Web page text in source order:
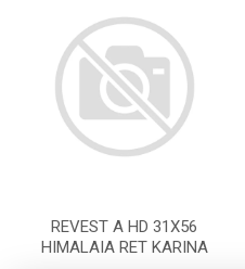
REVEST A HD 31X56
HIMALAIA RET KARINA